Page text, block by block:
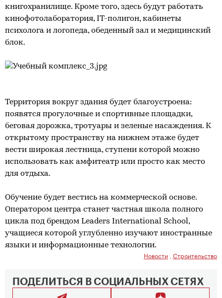
книгохранилище. Кроме того, здесь будут работать
кинофотолаборатория, IT-полигон, кабинеты
психолога и логопеда, обеденный зал и медицинский
блок.
Территория вокруг здания будет благоустроена:
появятся прогулочные и спортивные площадки,
беговая дорожка, тротуары и зеленые насаждения. К
открытому пространству на нижнем этаже будет
вести широкая лестница, ступени которой можно
использовать как амфитеатр или просто как место
для отдыха.
Обучение будет вестись на коммерческой основе.
Оператором центра станет частная школа полного
цикла под брендом Leaders International School,
учащиеся которой углубленно изучают иностранные
языки и информационные технологии.
Новости Строительство
ПОДЕЛИТЬСЯ В СОЦИАЛЬНЫХ СЕТЯХ